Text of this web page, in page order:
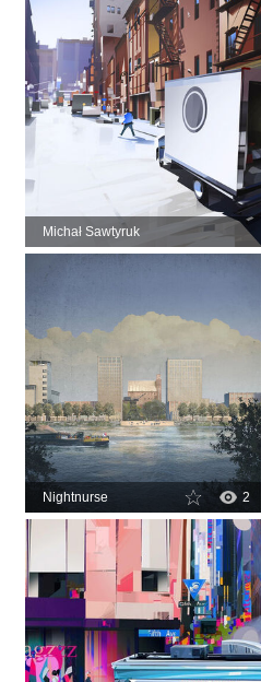
Michał Sawtyruk
Nightnurse 2